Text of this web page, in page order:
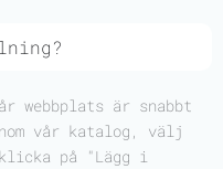
webbplats är snabbt
vår katalog, välj
på "Lägg i